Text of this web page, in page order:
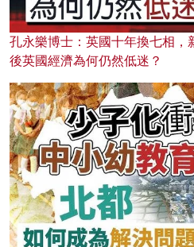
孔永樂博士：英國十年換七相，
後英國經濟為何仍然低迷？